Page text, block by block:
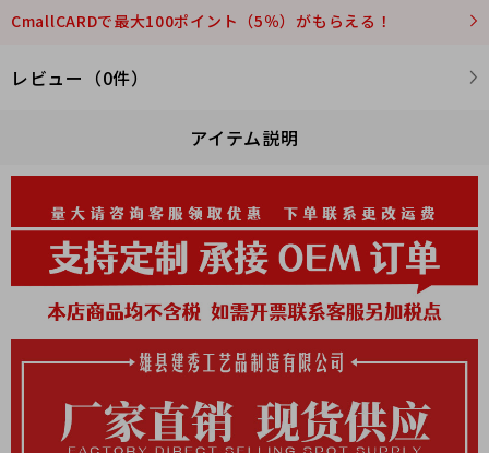
CmallCARDで最大100ポイント（5％）がもらえる！
レビュー（0件）
アイテム説明